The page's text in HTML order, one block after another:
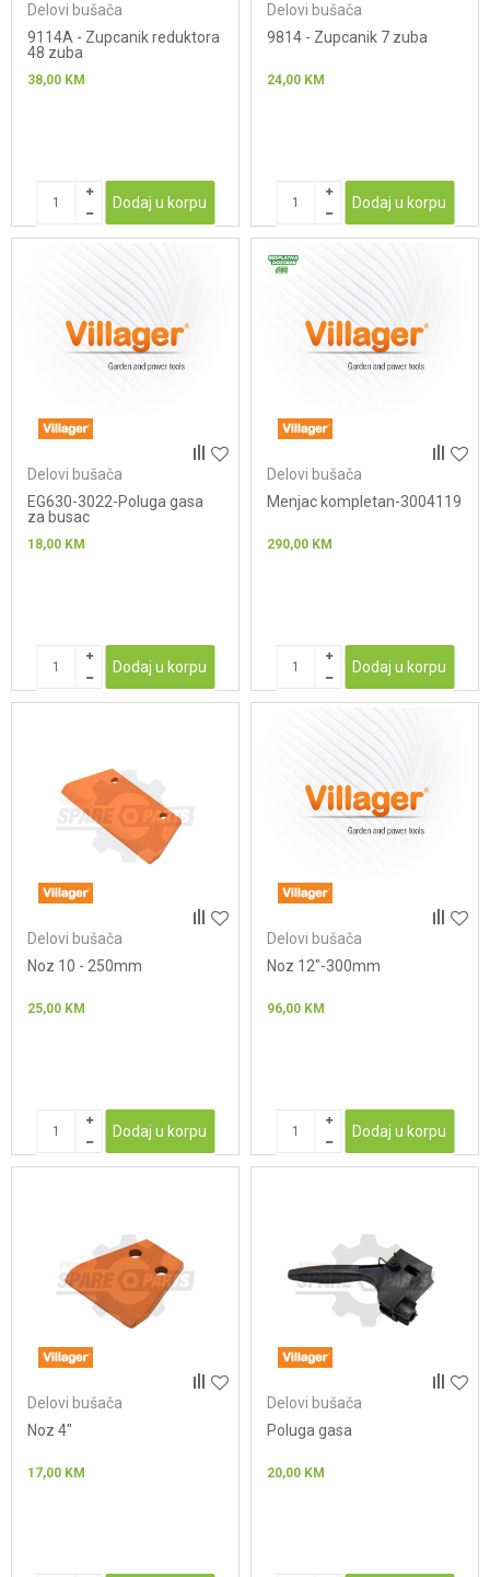
Delovi bušača
9114A - Zupcanik reduktora
48 zuba
38,00 KM
Dodaj u korpu
Delovi bušača
9814 - Zupcanik 7 zuba
24,00 KM
Dodaj u korpu
Delovi bušača
EG630-3022-Poluga gasa
za busac
18,00 KM
Dodaj u korpu
Delovi bušača
Menjac kompletan-3004119
290,00 KM
Dodaj u korpu
Delovi bušača
Noz 10 - 250mm
25,00 KM
Dodaj u korpu
Delovi bušača
Noz 12"-300mm
96,00 KM
Dodaj u korpu
Delovi bušača
Noz 4"
17,00 KM
Delovi bušača
Poluga gasa
20,00 KM